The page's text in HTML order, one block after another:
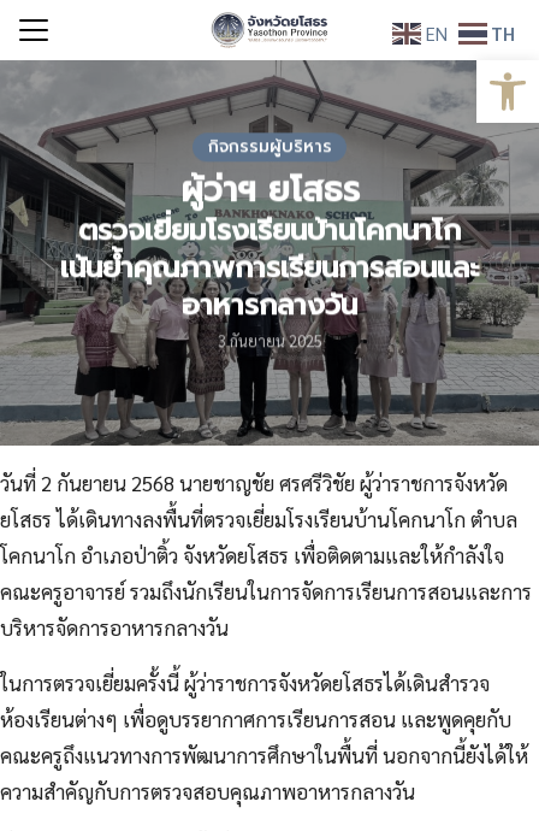
Skip
กิจกรรมผู้บริหาร
ผู้ว่าฯ ยโสธร
ตรวจเยี่ยมโรงเรียนบ้านโคกนาโก
เน้นย้ำคุณภาพการเรียนการสอนและ
อาหารกลางวัน
3 กันยายน 2025
วันที่ 2 กันยายน 2568 นายชาญชัย ศรศรีวิชัย ผู้ว่าราชการจังหวัด
ยโสธร ได้เดินทางลงพื้นที่ตรวจเยี่ยมโรงเรียนบ้านโคกนาโก ตำบล
โคกนาโก อำเภอป่าติ้ว จังหวัดยโสธร เพื่อติดตามและให้กำลังใจ
คณะครูอาจารย์ รวมถึงนักเรียนในการจัดการเรียนการสอนและการ
บริหารจัดการอาหารกลางวัน
ในการตรวจเยี่ยมครั้งนี้ ผู้ว่าราชการจังหวัดยโสธรได้เดินสำรวจ
ห้องเรียนต่างๆ เพื่อดูบรรยากาศการเรียนการสอน และพูดคุยกับ
คณะครูถึงแนวทางการพัฒนาการศึกษาในพื้นที่ นอกจากนี้ยังได้ให้
ความสำคัญกับการตรวจสอบคุณภาพอาหารกลางวัน
EN TH